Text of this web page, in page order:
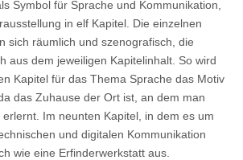
Symbol für Sprache und Kommunikation,
in elf Kapitel. Die einzelnen
sich räumlich und szenografisch, die
aus dem jeweiligen Kapitelinhalt. So wird
Kapitel für das Thema Sprache das Motiv
das Zuhause der Ort ist, an dem man
Im neunten Kapitel, in dem es um
und digitalen Kommunikation
wie eine Erfinderwerkstatt aus.